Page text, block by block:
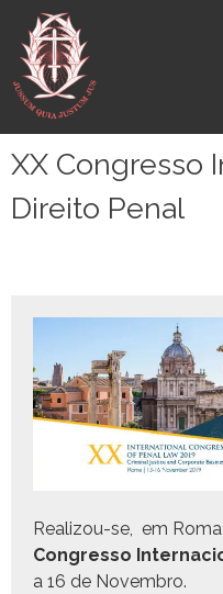
para
conteúdo
XX Congresso
Direito Penal
Real­i­zou-se, em
Con­gres­so
a 16 de Novembro.